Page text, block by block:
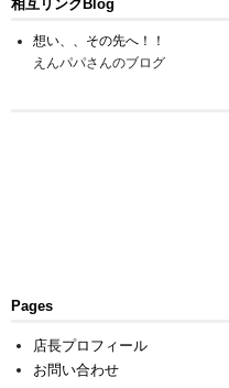
相互リンクBlog
想い、、その先へ！！
えんパパさんのブログ
Pages
店長プロフィール
お問い合わせ